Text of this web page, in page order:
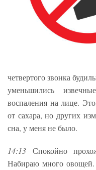
четвертого звонка
уменьшились
воспаления на лице.
от сахара, но других
сна, у меня не было.
14:13 Спокойно
Набираю много овощей.